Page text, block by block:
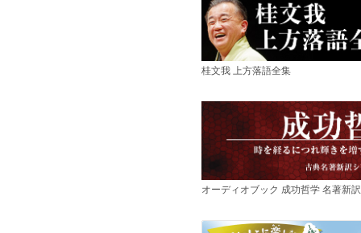
桂文我 上方落語全集
オーディオブック 成功哲学 名著新